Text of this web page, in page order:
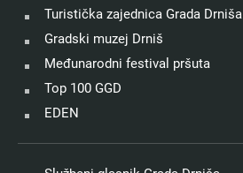
Turistička zajednica Grada Drniša
Gradski muzej Drniš
Međunarodni festival pršuta
Top 100 GGD
EDEN